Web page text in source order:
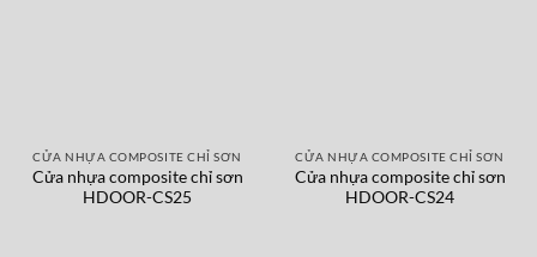
CỬA NHỰA COMPOSITE CHỈ SƠN
Cửa nhựa composite chỉ sơn
HDOOR-CS25
CỬA NHỰA COMPOSITE CHỈ SƠN
Cửa nhựa composite chỉ sơn
HDOOR-CS24